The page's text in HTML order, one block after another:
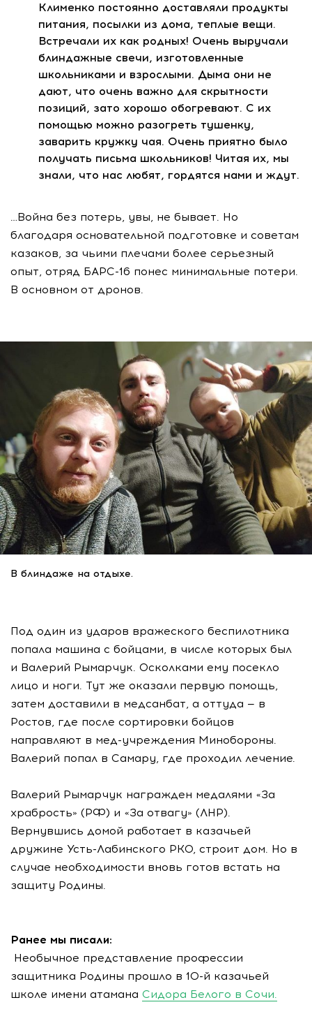
Клименко постоянно доставляли продукты
питания, посылки из дома, теплые вещи.
Встречали их как родных! Очень выручали
блиндажные свечи, изготовленные
школьниками и взрослыми. Дыма они не
дают, что очень важно для скрытности
позиций, зато хорошо обогревают. С их
помощью можно разогреть тушенку,
заварить кружку чая. Очень приятно было
получать письма школьников! Читая их, мы
знали, что нас любят, гордятся нами и ждут.
…Война без потерь, увы, не бывает. Но
благодаря основательной подготовке и советам
казаков, за чьими плечами более серьезный
опыт, отряд БАРС-16 понес минимальные потери.
В основном от дронов.
В блиндаже на отдыхе.
Под один из ударов вражеского беспилотника
попала машина с бойцами, в числе которых был
и Валерий Рымарчук. Осколками ему посекло
лицо и ноги. Тут же оказали первую помощь,
затем доставили в медсанбат, а оттуда — в
Ростов, где после сортировки бойцов
направляют в мед-учреждения Минобороны.
Валерий попал в Самару, где проходил лечение.
Валерий Рымарчук награжден медалями «За
храбрость» (РФ) и «За отвагу» (ЛНР).
Вернувшись домой работает в казачьей
дружине Усть-Лабинского РКО, строит дом. Но в
случае необходимости вновь готов встать на
защиту Родины.
Ранее мы писали:
Необычное представление профессии
защитника Родины прошло в 10-й казачьей
школе имени атамана Сидора Белого в Сочи.